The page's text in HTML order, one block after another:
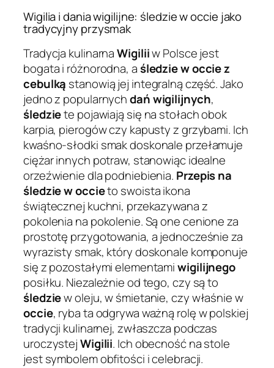
Wigilia i dania wigilijne: śledzie w occie jako
tradycyjny przysmak
Tradycja kulinarnaWigiliiw Polsce jest
bogata i różnorodna, aśledzie w occie z
cebulką stanowią jej integralną część. Jako
jedno z popularnychdań wigilijnych,
śledziete pojawiają się na stołach obok
karpia, pierogów czy kapusty z grzybami. Ich
kwaśno-słodki smak doskonale przełamuje
ciężar innych potraw, stanowiąc idealne
orzeźwienie dla podniebienia. Przepis na
śledzie w occieto swoista ikona
świątecznej kuchni, przekazywana z
pokolenia na pokolenie. Są one cenione za
prostotę przygotowania, a jednocześnie za
wyrazisty smak, który doskonale komponuje
się z pozostałymi elementamiwigilijnego
posiłku. Niezależnie od tego, czy są to
śledziew oleju, w śmietanie, czy właśnie w
occie, ryba ta odgrywa ważną rolę w polskiej
tradycji kulinarnej, zwłaszcza podczas
uroczystejWigilii. Ich obecność na stole
jest symbolem obfitości i celebracji.